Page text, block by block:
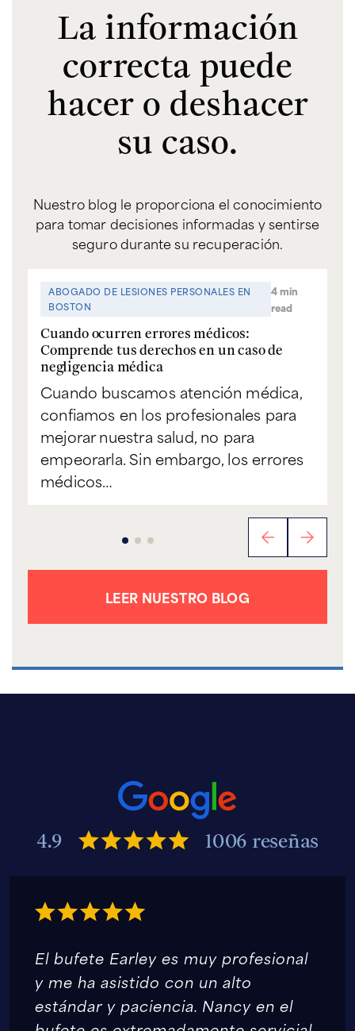
La información
correcta puede
hacer o deshacer
su caso.
Nuestro blog le proporciona el conocimiento
para tomar decisiones informadas y sentirse
seguro durante su recuperación.
ABOGADO DE LESIONES PERSONALES EN
BOSTON
4 min
read
Cuando ocurren errores médicos:
Comprende tus derechos en un caso de
negligencia médica
Cuando buscamos atención médica,
confiamos en los profesionales para
mejorar nuestra salud, no para
empeorarla. Sin embargo, los errores
médicos…
LEER NUESTRO BLOG
4.9 1006 reseñas
El bufete Earley es muy profesional
y me ha asistido con un alto
estándar y paciencia. Nancy en el